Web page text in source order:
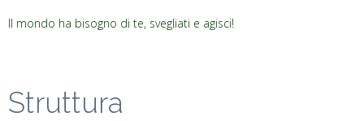
Il mondo ha bisogno di te, svegliati e agisci!
Struttura